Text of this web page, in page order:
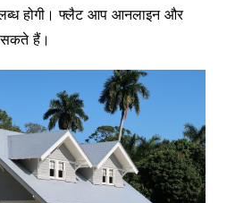
होगी। फ्लैट आप आनलाइन और
हैं।